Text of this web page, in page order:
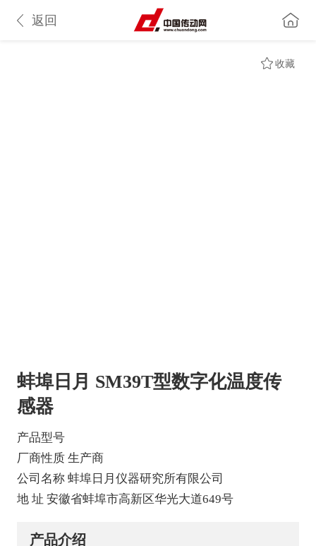
返回
收藏
蚌埠日月 SM39T型数字化温度传
感器
产品型号
厂商性质 生产商
公司名称 蚌埠日月仪器研究所有限公司
地 址 安徽省蚌埠市高新区华光大道649号
产品介绍